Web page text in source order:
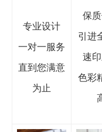
专业设计
一对一服务
直到您满意
为止
保
引进
速
色彩